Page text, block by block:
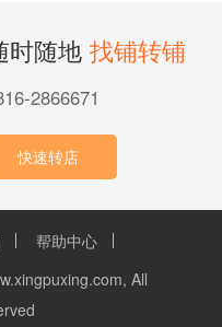
时随地 找铺转铺
2866671
快速转店
帮助中心
All